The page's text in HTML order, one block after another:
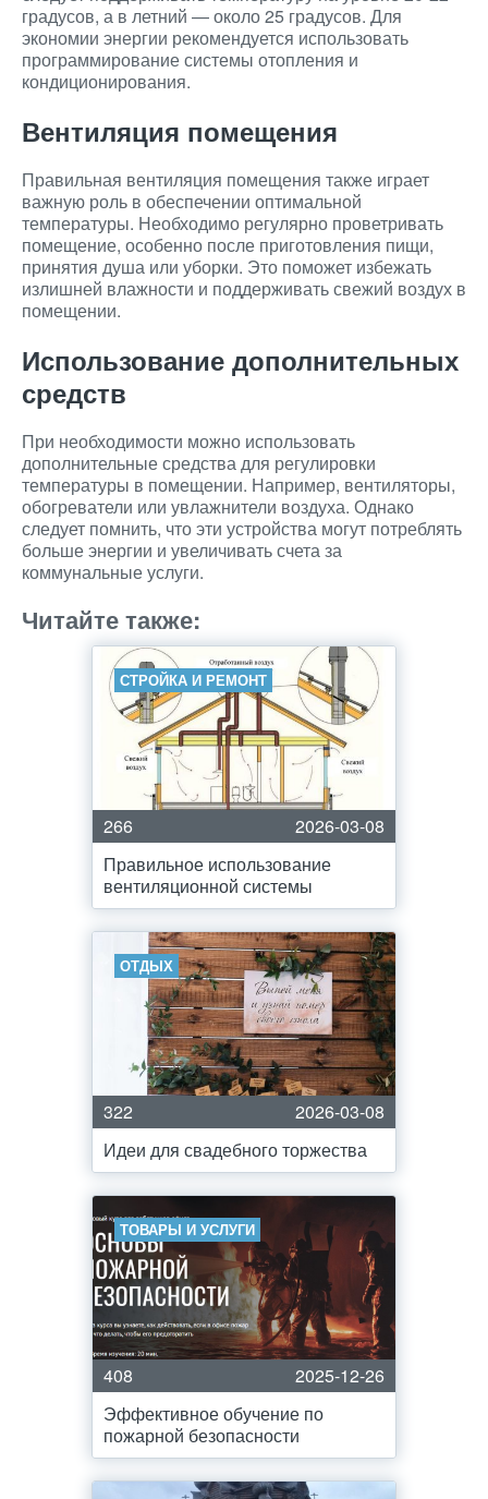
градусов, а в летний — около 25 градусов. Для
экономии энергии рекомендуется использовать
программирование системы отопления и
кондиционирования.
Вентиляция помещения
Правильная вентиляция помещения также играет
важную роль в обеспечении оптимальной
температуры. Необходимо регулярно проветривать
помещение, особенно после приготовления пищи,
принятия душа или уборки. Это поможет избежать
излишней влажности и поддерживать свежий воздух в
помещении.
Использование дополнительных
средств
При необходимости можно использовать
дополнительные средства для регулировки
температуры в помещении. Например, вентиляторы,
обогреватели или увлажнители воздуха. Однако
следует помнить, что эти устройства могут потреблять
больше энергии и увеличивать счета за
коммунальные услуги.
Читайте также:
СТРОЙКА И РЕМОНТ
266
2026-03-08
Правильное использование
вентиляционной системы
ОТДЫХ
322
2026-03-08
Идеи для свадебного торжества
ТОВАРЫ И УСЛУГИ
408
2025-12-26
Эффективное обучение по
пожарной безопасности